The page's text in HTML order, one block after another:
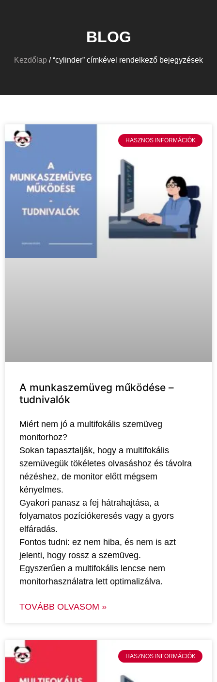
BLOG
Kezdőlap / “cylinder” címkével rendelkező bejegyzések
HASZNOS INFORMÁCIÓK
A munkaszemüveg működése –
tudnivalók
Miért nem jó a multifokális szemüveg
monitorhoz?
Sokan tapasztalják, hogy a multifokális
szemüvegük tökéletes olvasáshoz és távolra
nézéshez, de monitor előtt mégsem
kényelmes.
Gyakori panasz a fej hátrahajtása, a
folyamatos pozíciókeresés vagy a gyors
elfáradás.
Fontos tudni: ez nem hiba, és nem is azt
jelenti, hogy rossz a szemüveg.
Egyszerűen a multifokális lencse nem
monitorhasználatra lett optimalizálva.
TOVÁBB OLVASOM »
HASZNOS INFORMÁCIÓK